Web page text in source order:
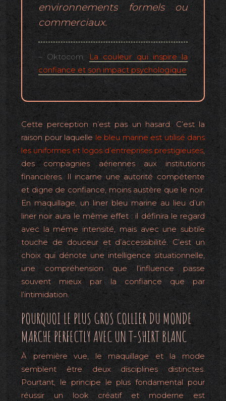
environnements formels ou
commerciaux.
– Oktocom,
La couleur qui inspire la
confiance et son impact psychologique
Cette perception n’est pas un hasard. C’est la
raison pour laquelle le bleu marine est utilisé dans
les uniformes et logos d’entreprises prestigieuses,
des compagnies aériennes aux institutions
financières. Il incarne une autorité compétente
et digne de confiance, moins austère que le noir.
En maquillage, un liner bleu marine au lieu d’un
liner noir aura le même effet : il définira le regard
avec la même intensité, mais avec une subtile
touche de douceur et d’accessibilité. C’est un
choix qui dénote une intelligence situationnelle,
une compréhension que l’influence passe
souvent mieux par la confiance que par
l’intimidation.
POURQUOI LE PLUS GROS COLLIER DU MONDE
MARCHE PERFECTLY AVEC UN T-SHIRT BLANC
À première vue, le maquillage et la mode
semblent être deux disciplines distinctes.
Pourtant, le principe le plus fondamental pour
réussir un look créatif et moderne est